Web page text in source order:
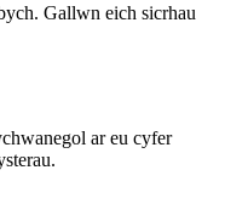
Gallwn eich sicrhau
ar eu cyfer